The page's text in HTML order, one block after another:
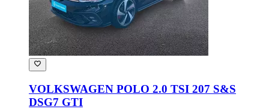
VOLKSWAGEN POLO 2.0 TSI 207 S&S
DSG7 GTI